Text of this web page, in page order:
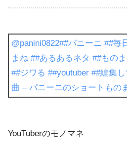
@panini0822##パニーニ ##毎
まね ##あるあるネタ ##もの
##ジワる ##youtuber ##編集
曲 – パニーニのショートもの
YouTuberのモノマネ